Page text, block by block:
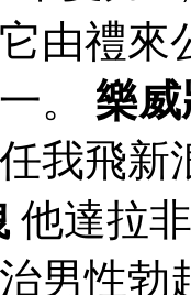
由禮來
。 樂威
我飛
他達拉
男性